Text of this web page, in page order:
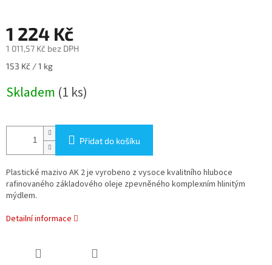
1 224 Kč
1 011,57 Kč bez DPH
Měrná
153 Kč / 1 kg
Skladem (1 ks)
Přidat do košíku
Plastické mazivo AK 2 je vyrobeno z vysoce kvalitního hluboce
rafinovaného základového oleje zpevněného komplexním hlinitým
mýdlem.
Detailní informace